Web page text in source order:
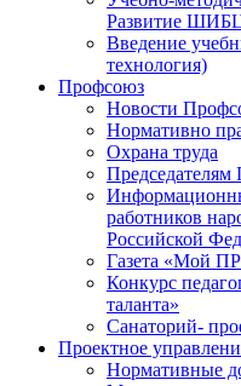
Развитие
Введение
технология)
Профсоюз
Новости
Нормативно
Охрана труда
работников
Российской
Газета «Мой
Конкурс
таланта»
Санаторий-
Проектное
Нормативные